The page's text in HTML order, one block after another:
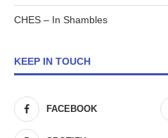
CHES – In Shambles
KEEP IN TOUCH
FACEBOOK